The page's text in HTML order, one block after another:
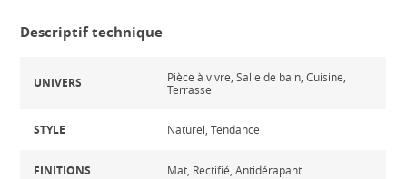
Descriptif technique
UNIVERS
Pièce à vivre, Salle de bain, Cuisine,
Terrasse
STYLE Naturel, Tendance
FINITIONS Mat, Rectifié, Antidérapant